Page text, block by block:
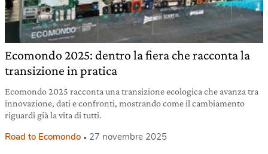
Ecomondo 2025: dentro la fiera che racconta la
transizione in pratica
Ecomondo 2025 racconta una transizione ecologica che avanza tra
innovazione, dati e confronti, mostrando come il cambiamento
riguardi già la vita di tutti.
Road to Ecomondo 27 novembre 2025